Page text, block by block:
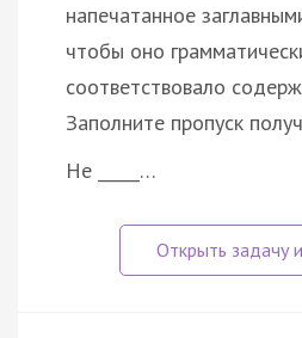
напечатанное
чтобы оно
соответствовало
Заполните пропуск
He _____…